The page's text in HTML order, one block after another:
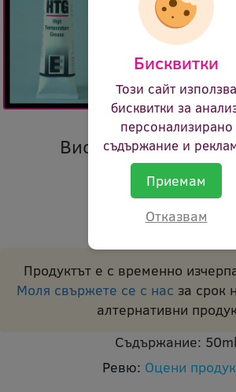
Високо
Марка: Electrolube
Продуктът е с временно
Моля свържете се с нас за срок
алтернативни
Съдържание: 50ml
Ревю: Оцени
Бисквитки
Този сайт използва
бисквитки за
персонализирано
съдържание и
Приемам
Отказвам